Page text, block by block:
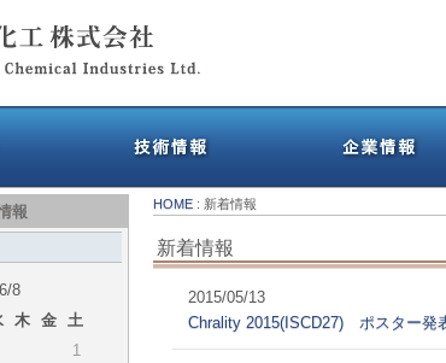
報
8
木 金
土
1
HOME : 新着情報
新着情報
2015/05/13
Chrality 2015(ISCD27) ポスター発